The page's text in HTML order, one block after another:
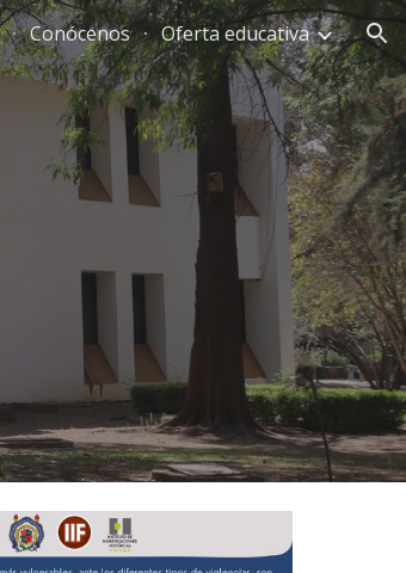
Conócenos Oferta educativa